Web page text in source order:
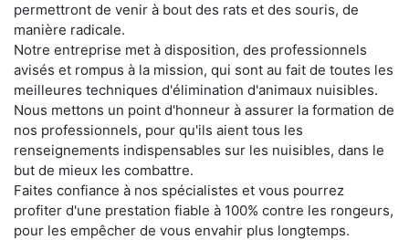
permettront de venir à bout des rats et des souris, de
manière radicale.
Notre entreprise met à disposition, des professionnels
avisés et rompus à la mission, qui sont au fait de toutes les
meilleures techniques d'élimination d'animaux nuisibles.
Nous mettons un point d'honneur à assurer la formation de
nos professionnels, pour qu'ils aient tous les
renseignements indispensables sur les nuisibles, dans le
but de mieux les combattre.
Faites confiance à nos spécialistes et vous pourrez
profiter d'une prestation fiable à 100% contre les rongeurs,
pour les empêcher de vous envahir plus longtemps.